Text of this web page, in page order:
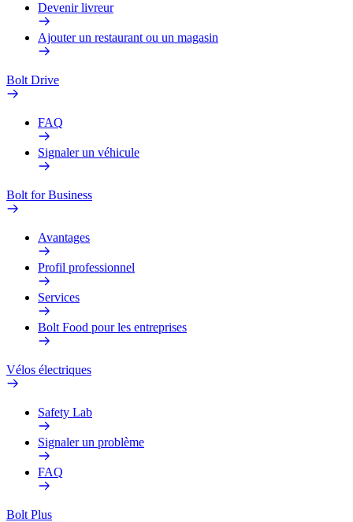
Devenir livreur
Ajouter un restaurant ou un magasin
Bolt Drive
FAQ
Signaler un véhicule
Bolt for Business
Avantages
Profil professionnel
Services
Bolt Food pour les entreprises
Vélos électriques
Safety Lab
Signaler un problème
FAQ
Bolt Plus